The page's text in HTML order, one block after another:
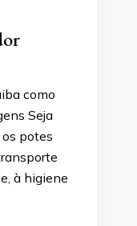
como
Seja
potes
à higiene